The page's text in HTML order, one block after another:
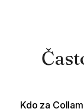
Kdo za